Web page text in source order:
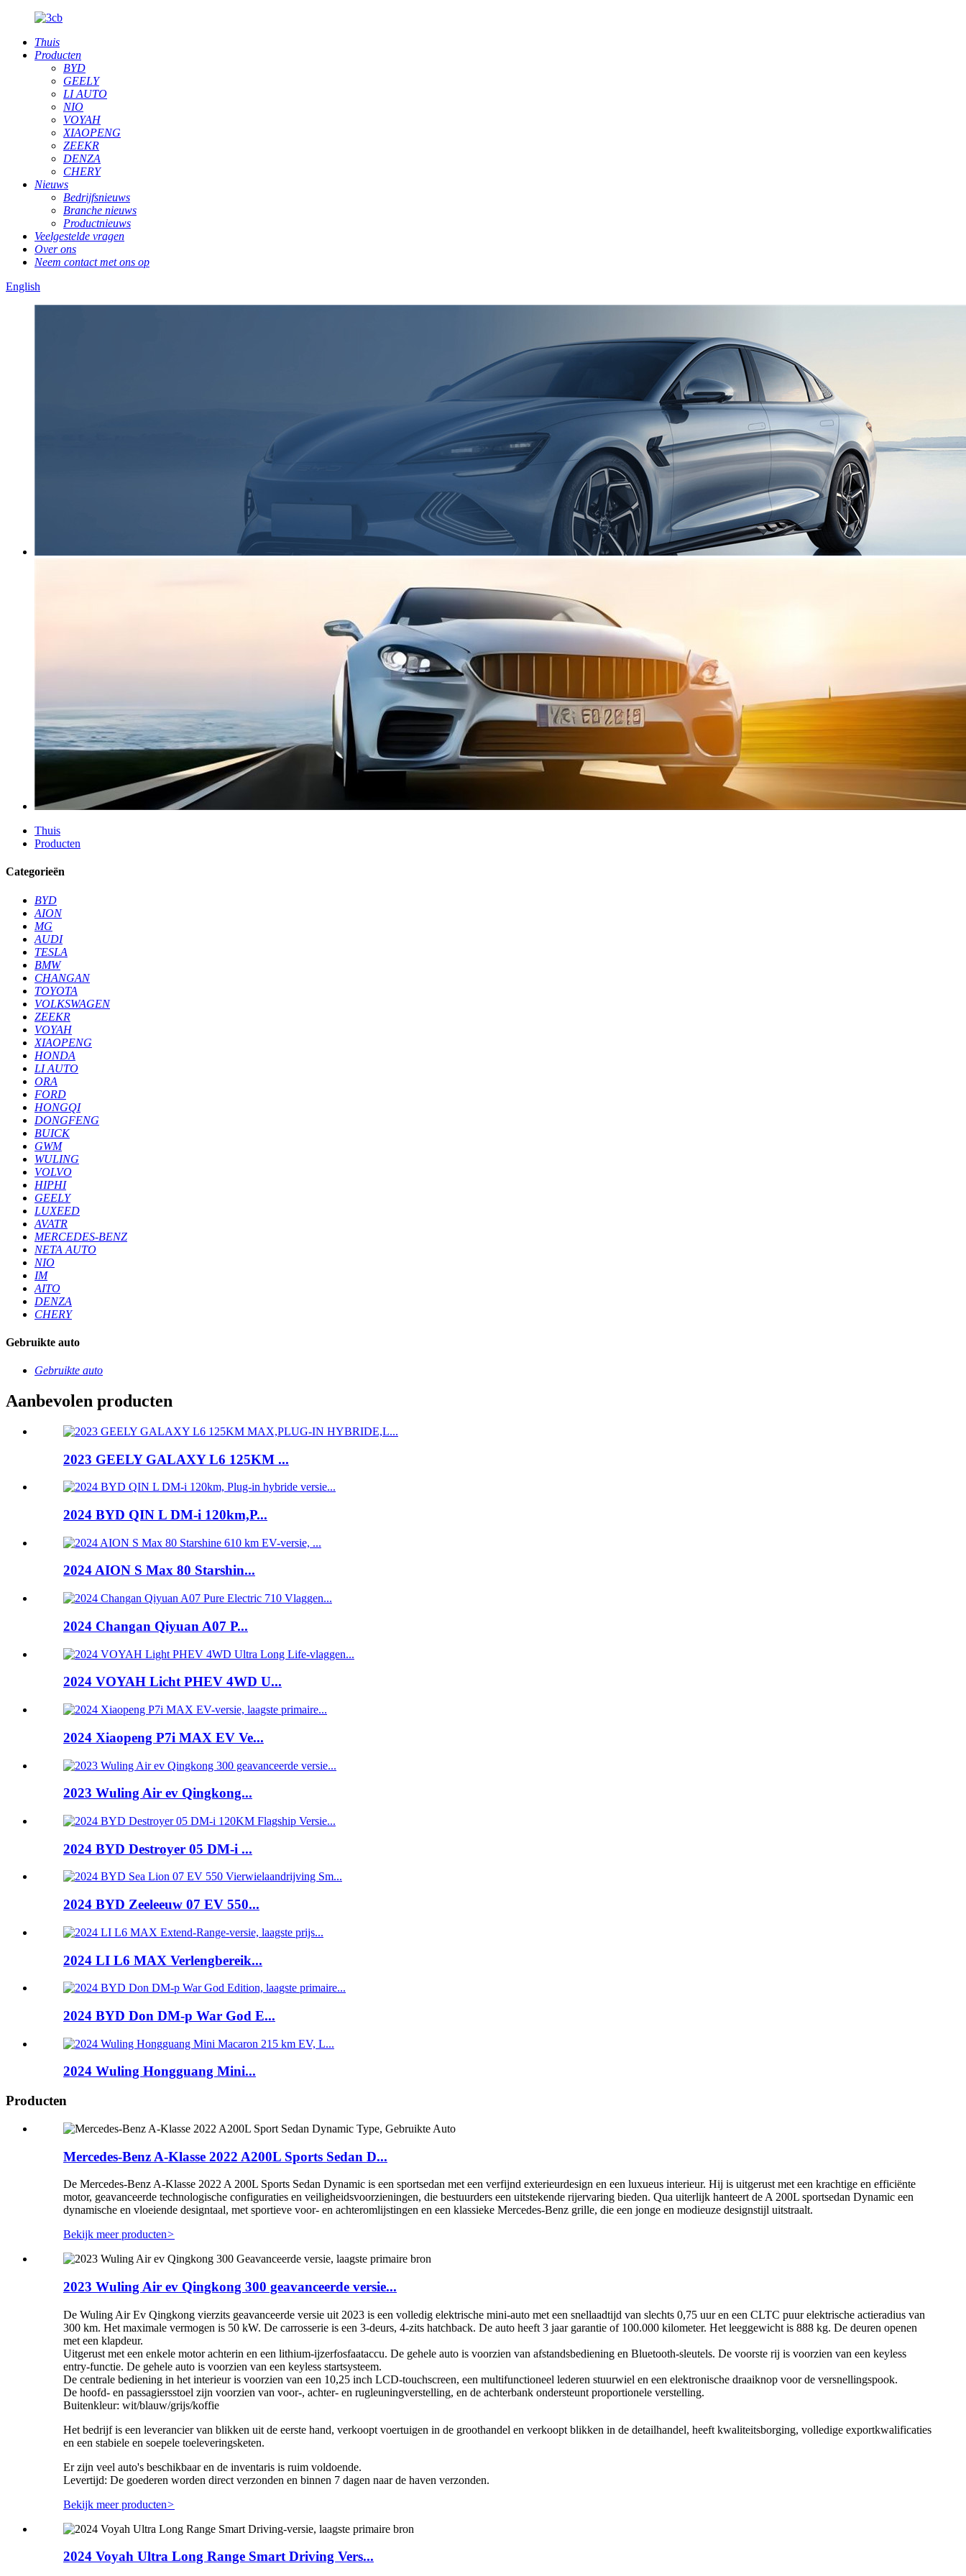
Thuis
Producten
BYD
GEELY
LI AUTO
NIO
VOYAH
XIAOPENG
ZEEKR
DENZA
CHERY
Nieuws
Bedrijfsnieuws
Branche nieuws
Productnieuws
Veelgestelde vragen
Over ons
Neem contact met ons op
English
Thuis
Producten
Categorieën
BYD
AION
MG
AUDI
TESLA
BMW
CHANGAN
TOYOTA
VOLKSWAGEN
ZEEKR
VOYAH
XIAOPENG
HONDA
LI AUTO
ORA
FORD
HONGQI
DONGFENG
BUICK
GWM
WULING
VOLVO
HIPHI
GEELY
LUXEED
AVATR
MERCEDES-BENZ
NETA AUTO
NIO
IM
AITO
DENZA
CHERY
Gebruikte auto
Gebruikte auto
Aanbevolen producten
2023 GEELY GALAXY L6 125KM ...
2024 BYD QIN L DM-i 120km,P...
2024 AION S Max 80 Starshin...
2024 Changan Qiyuan A07 P...
2024 VOYAH Licht PHEV 4WD U...
2024 Xiaopeng P7i MAX EV Ve...
2023 Wuling Air ev Qingkong...
2024 BYD Destroyer 05 DM-i ...
2024 BYD Zeeleeuw 07 EV 550...
2024 LI L6 MAX Verlengbereik...
2024 BYD Don DM-p War God E...
2024 Wuling Hongguang Mini...
Producten
Mercedes-Benz A-Klasse 2022 A200L Sports Sedan D...
De Mercedes-Benz A-Klasse 2022 A 200L Sports Sedan Dynamic is een sportsedan met een verfijnd exterieurdesign en een luxueus interieur. Hij is uitgerust met een krachtige en efficiënte
motor, geavanceerde technologische configuraties en veiligheidsvoorzieningen, die bestuurders een uitstekende rijervaring bieden. Qua uiterlijk hanteert de A 200L sportsedan Dynamic een
dynamische en vloeiende designtaal, met sportieve voor- en achteromlijstingen en een klassieke Mercedes-Benz grille, die een jonge en modieuze designstijl uitstraalt.
Bekijk meer producten>
2023 Wuling Air ev Qingkong 300 geavanceerde versie...
De Wuling Air Ev Qingkong vierzits geavanceerde versie uit 2023 is een volledig elektrische mini-auto met een snellaadtijd van slechts 0,75 uur en een CLTC puur elektrische actieradius van
300 km. Het maximale vermogen is 50 kW. De carrosserie is een 3-deurs, 4-zits hatchback. De auto heeft 3 jaar garantie of 100.000 kilometer. Het leeggewicht is 888 kg. De deuren openen
met een klapdeur.
Uitgerust met een enkele motor achterin en een lithium-ijzerfosfaataccu. De gehele auto is voorzien van afstandsbediening en Bluetooth-sleutels. De voorste rij is voorzien van een keyless
entry-functie. De gehele auto is voorzien van een keyless startsysteem.
De centrale bediening in het interieur is voorzien van een 10,25 inch LCD-touchscreen, een multifunctioneel lederen stuurwiel en een elektronische draaiknop voor de versnellingspook.
De hoofd- en passagiersstoel zijn voorzien van voor-, achter- en rugleuningverstelling, en de achterbank ondersteunt proportionele verstelling.
Buitenkleur: wit/blauw/grijs/koffie
Het bedrijf is een leverancier van blikken uit de eerste hand, verkoopt voertuigen in de groothandel en verkoopt blikken in de detailhandel, heeft kwaliteitsborging, volledige exportkwalificaties
en een stabiele en soepele toeleveringsketen.
Er zijn veel auto's beschikbaar en de inventaris is ruim voldoende.
Levertijd: De goederen worden direct verzonden en binnen 7 dagen naar de haven verzonden.
Bekijk meer producten>
2024 Voyah Ultra Long Range Smart Driving Vers...